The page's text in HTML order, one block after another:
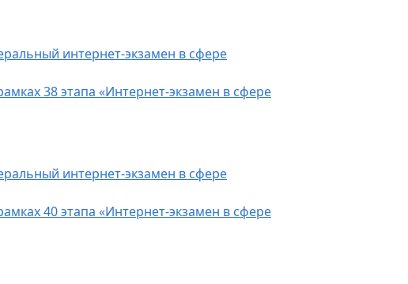
интернет-экзамен в сфере
38 этапа «Интернет-экзамен в сфере
интернет-экзамен в сфере
40 этапа «Интернет-экзамен в сфере